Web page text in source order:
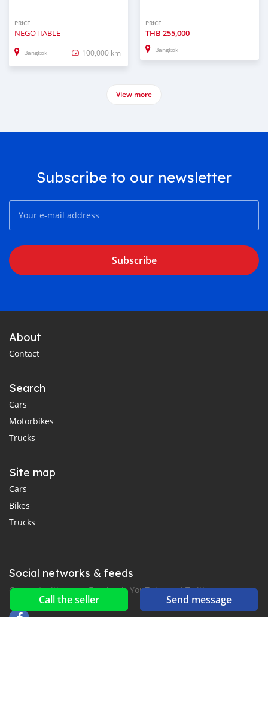
Call the seller Send message
PRICE
NEGOTIABLE
Bangkok 100,000 km
PRICE
THB 255,000
Bangkok
View more
Subscribe to our newsletter
Subscribe
About
Contact
Search
Cars
Motorbikes
Trucks
Site map
Cars
Bikes
Trucks
Social networks & feeds
Connect with us on Facebook, YouTube and Twitter.